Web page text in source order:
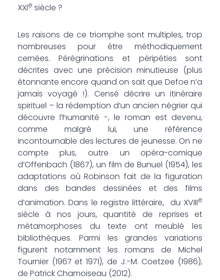
XXIe siècle ?
Les raisons de ce triomphe sont multiples, trop
nombreuses pour être méthodiquement
cernées. Pérégrinations et péripéties sont
décrites avec une précision minutieuse (plus
étonnante encore quand on sait que Defoe n’a
jamais voyagé !). Censé décrire un itinéraire
spirituel – la rédemption d’un ancien négrier qui
découvre l’humanité -, le roman est devenu,
comme malgré lui, une référence
incontournable des lectures de jeunesse. On ne
compte plus, outre un opéra-comique
d’Offenbach (1867), un film de Bunuel (1954), les
adaptations où Robinson fait de la figuration
dans des bandes dessinées et des films
d’animation. Dans le registre littéraire, du XVIIIe
siècle à nos jours, quantité de reprises et
métamorphoses du texte ont meublé les
bibliothèques. Parmi les grandes variations
figurent notamment les romans de Michel
Tournier (1967 et 1971), de J.-M. Coetzee (1986),
de Patrick Chamoiseau (2012).